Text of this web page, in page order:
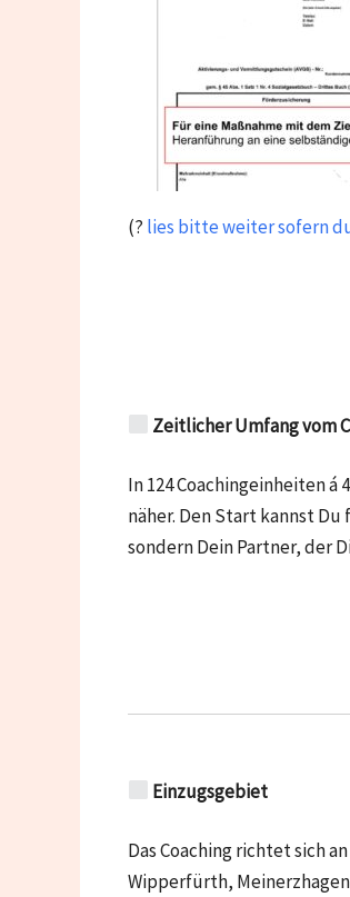
(? lies bitte weiter sofern
Zeitlicher Umfang vom
In 124 Coachingeinheiten
näher. Den Start kannst
sondern Dein Partner, der
Einzugsgebiet
Das Coaching richtet sich
Wipperfürth,